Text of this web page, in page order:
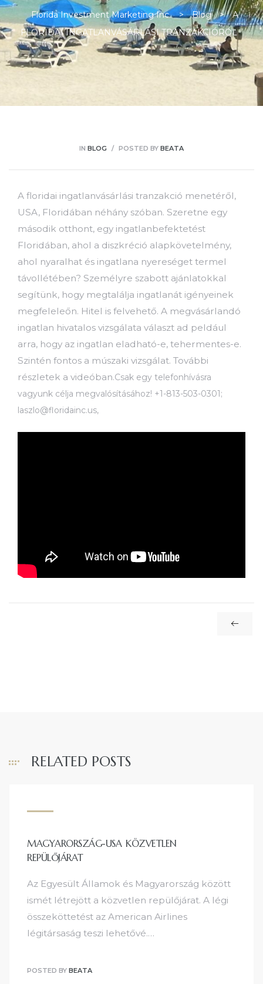
Florida Investment Marketing Inc. > Blog > A
FLORIDAI INGATLANVÁSÁRLÁSI TRANZAKCIÓRÓL
IN BLOG POSTED BY BEATA
A floridai ingatlanvásárlási tranzakció menetéről,
USA, Floridában néhány szóban. Szeretne egy
második otthont, egy ingatlanbefektetést
Floridában, ahol a diszkréció alapkövetelmény,
ahol nyaralhat és ingatlana nyereséget termel
távollétében? Személyre szabott ajánlatokkal
segítünk, hogy megtalálja ingatlanát igényeinek
megfeleleőn. Hitel is felvehető. A megvásárlandó
ingatlan hivatalos vizsgálata választ ad peldául
arra, hogy az ingatlan eladható-e, tehermentes-e.
Szintén fontos a múszaki vizsgálat. További
részletek a videóban.Csak egy telefonhívásra
vagyunk célja megvalósításához! +1-813-503-0301;
laszlo@floridainc.us,
RELATED POSTS
MAGYARORSZÁG-USA KÖZVETLEN
REPÜLŐJÁRAT
Az Egyesült Államok és Magyarország között
ismét létrejött a közvetlen repülőjárat. A légi
összeköttetést az American Airlines
légitársaság teszi lehetővé.…
POSTED BY BEATA